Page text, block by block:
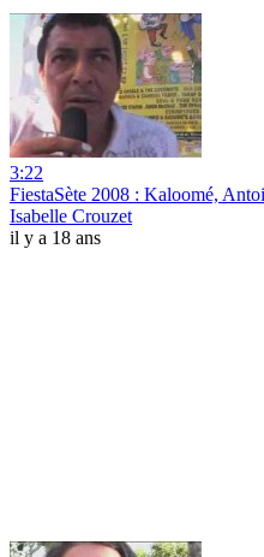
3:22
FiestaSète 2008 : Kaloomé,
Isabelle Crouzet
il y a 18 ans